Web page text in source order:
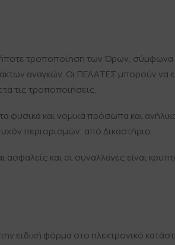
τροποποίηση των Όρων, σύμφωνα
αναγκών. Οι ΠΕΛΑΤΕΣ μπορούν να
τις τροποποιήσεις.
και νομικά πρόσωπα και
περιορισμών, από Δικαστήριο.
ασφαλείς και οι συναλλαγές είναι
ειδική φόρμα στο ηλεκτρονικό